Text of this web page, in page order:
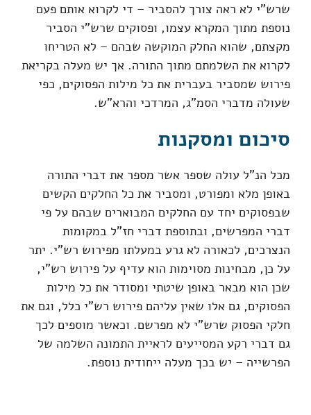
שרש"י לא ראה צורך להסביר – די לקרוא אותם פעם
נוספת מתוך המקרא עצמו, ופסוקים שרש"י הסביר
מקצתם, שהוא החלק המוקשה שבהם – לא הטריחו
לקרוא את השלמתם מתוך התורה. אך יש מעלה בקריאת
פירוש שמסביר בעברית את כל מילות הפסוקים, כפי
שעולה מדברי הסמ"ג, המרדכי והרא"ש.
סיכום ומסקנות
מכל הנ"ל עולה שספר אשר מספר את דברי התורה
באופן מלא ומפורט, ומסביר את כל החלקים הקשים
שבפסוקים יחד עם החלקים המבוארים שבהם על פי
דברי המפרשים, ובתוספת דברי חז"ל במקומות
הנצרכים, לכאורה לא גרע במעלתו מפירוש רש"י. יתר
על כן, מבחינות מסוימות הוא עדיף על פירוש רש"י,
שכן הוא מבאר באופן שיטתי ומסודר את כל מילות
הפסוקים, גם אלו שאין עליהם פירוש רש"י כלל, וגם את
חלקי הפסוק שרש"י לא מפרשם. וכאשר מוספים לכך
גם דברי רקע המסייעים לראיית התמונה השלמה של
הפרשייה – יש בכך מעלה ייחודית נוספת.